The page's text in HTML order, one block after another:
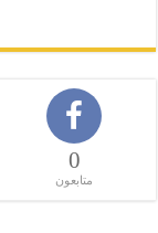
0
متابعون